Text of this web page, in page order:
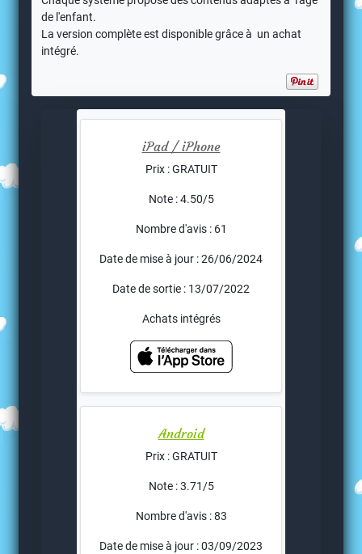
de l'enfant.
La version complète est disponible grâce à un achat
intégré.
iPad / iPhone
Prix : GRATUIT
Note : 4.50/5
Nombre d'avis : 61
Date de mise à jour : 26/06/2024
Date de sortie : 13/07/2022
Achats intégrés
Android
Prix : GRATUIT
Note : 3.71/5
Nombre d'avis : 83
Date de mise à jour : 03/09/2023